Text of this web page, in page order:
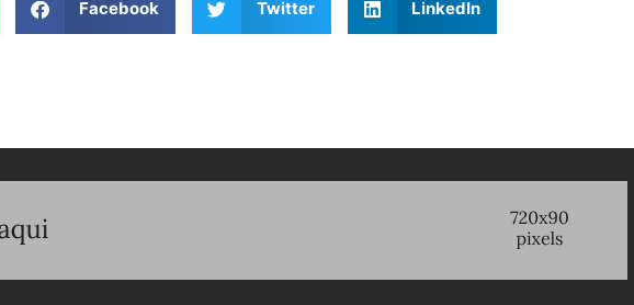
Facebook Twitter LinkedIn